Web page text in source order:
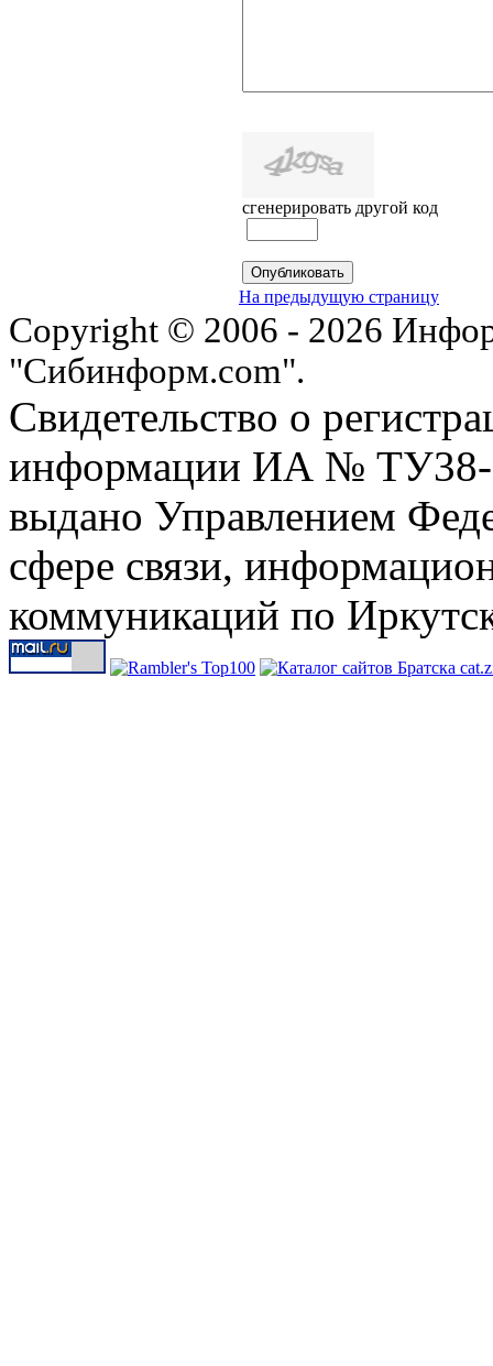
сгенерировать другой код
На предыдущую страницу
Copyright © 2006 - 2026
"Сибинформ.com".
Свидетельство о
информации ИА № ТУ38-
выдано Управлением
сфере связи,
коммуникаций по